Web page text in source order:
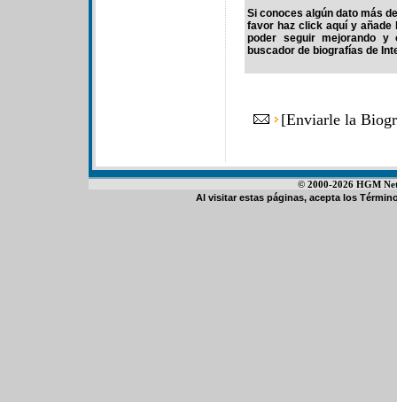
Si conoces algún dato más
favor haz click aquí y
poder seguir mejorando y
buscador de biografías de
[Enviarle la
© 2000-2026 HGM
Al visitar estas páginas, acepta los